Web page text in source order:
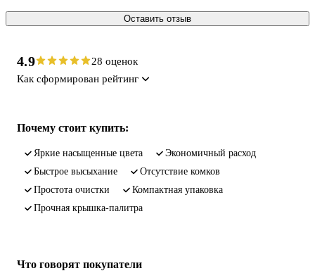
Оставить отзыв
4.9
28 оценок
Как сформирован рейтинг
Почему стоит купить:
яркие насыщенные цвета
экономичный расход
быстрое высыхание
отсутствие комков
простота очистки
компактная упаковка
прочная крышка-палитра
Что говорят покупатели